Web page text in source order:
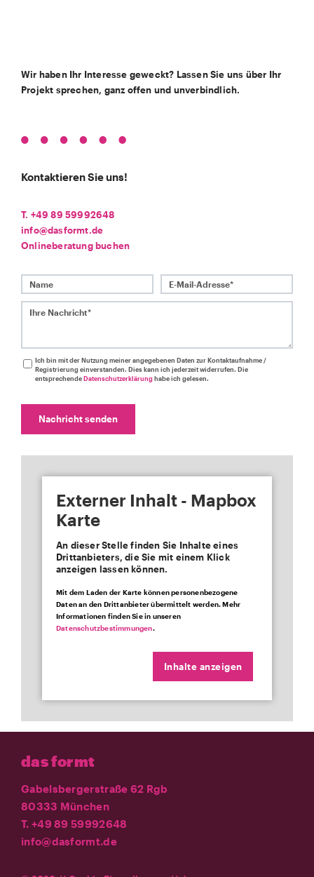
Wir haben Ihr Interesse geweckt? Lassen Sie uns über Ihr
Projekt sprechen, ganz offen und unverbindlich.
Kontaktieren Sie uns!
T. +49 89 59992648
info@dasformt.de
Onlineberatung buchen
Name E-Mail-Adresse*
Ich bin mit der Nutzung meiner angegebenen Daten zur Kontaktaufnahme /
Registrierung einverstanden. Dies kann ich jederzeit widerrufen. Die
entsprechendeDatenschutzerklärunghabe ich gelesen.
Nachricht senden
Externer Inhalt - Mapbox
Karte
An dieser Stelle finden Sie Inhalte eines
Drittanbieters, die Sie mit einem Klick
anzeigen lassen können.
Mit dem Laden der Karte können personenbezogene
Daten an den Drittanbieter übermittelt werden. Mehr
Informationen finden Sie in unseren
Datenschutzbestimmungen.
Inhalte anzeigen
das formt
Gabelsbergerstraße 62 Rgb
80333 München
T. +49 89 59992648
info@dasformt.de